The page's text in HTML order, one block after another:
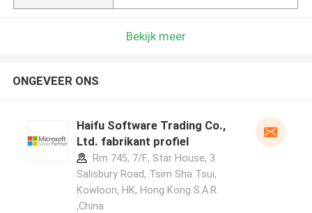
Bekijk meer
ONGEVEER ONS
Haifu Software Trading Co.,
Ltd. fabrikant profiel
Rm 745, 7/F., Star House, 3
Salisbury Road, Tsim Sha Tsui,
Kowloon, HK, Hong Kong S.A.R.
,China